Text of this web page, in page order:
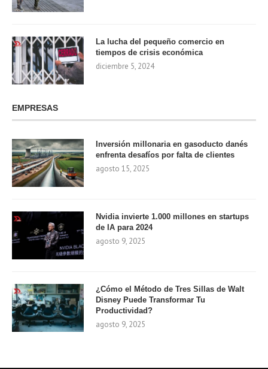
La lucha del pequeño comercio en
tiempos de crisis económica
diciembre 5, 2024
EMPRESAS
Inversión millonaria en gasoducto danés
enfrenta desafíos por falta de clientes
agosto 15, 2025
Nvidia invierte 1.000 millones en startups
de IA para 2024
agosto 9, 2025
¿Cómo el Método de Tres Sillas de Walt
Disney Puede Transformar Tu
Productividad?
agosto 9, 2025